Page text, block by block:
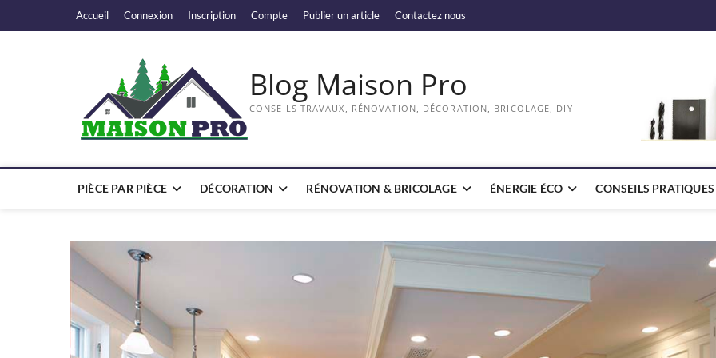
Accueil Connexion Inscription Compte Publier un article Contactez nous
Blog Maison Pro
CONSEILS TRAVAUX, RÉNOVATION, DÉCORATION, BRICOLAGE, DIY
PIÈCE PAR PIÈCE DÉCORATION RÉNOVATION & BRICOLAGE ÉNERGIE ÉCO CONSEILS PRATIQUES